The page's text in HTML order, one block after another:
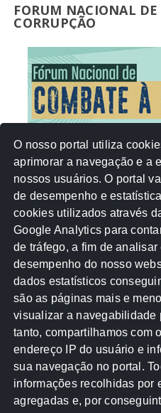
FORUM NACIONAL
CORRUPÇÃO
NUVEM DE TAGS
Acontece na Rede AGU
Atricon Audicom
CREA-MT Eventos
MPF Notícias PF
Receita Federal Sem
TCE-MT TCU TRE
O nosso portal utiliza
aprimorar a navegação e a
nossos usuários. O portal
de desempenho e
cookies utilizados através
Google Analytics para
de tráfego, a fim de analisar
desempenho do nosso
dados estatísticos
são as páginas mais e
visualizar a navegabilidade
tanto, compartilhamos com
endereço IP do usuário e
sua navegação no portal.
informações recolhidas por
agregadas e, por